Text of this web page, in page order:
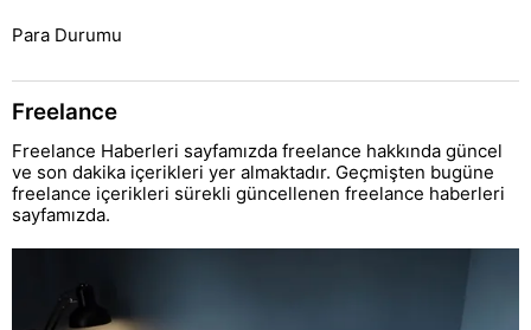
Para Durumu
Freelance
Freelance Haberleri sayfamızda freelance hakkında güncel
ve son dakika içerikleri yer almaktadır. Geçmişten bugüne
freelance içerikleri sürekli güncellenen freelance haberleri
sayfamızda.